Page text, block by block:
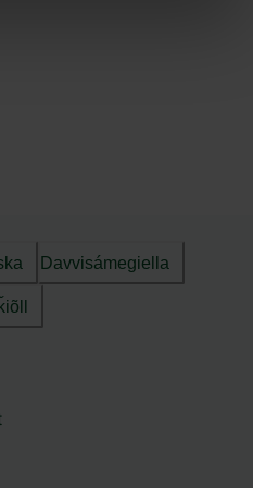
Davvisámegiella